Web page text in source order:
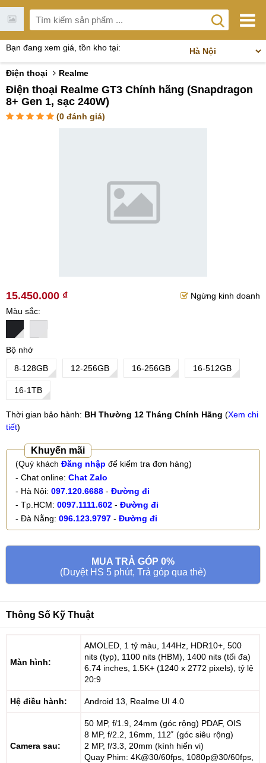
Bạn đang xem giá, tồn kho tại:
Điện thoại Realme
Điện thoại Realme GT3 Chính hãng (Snapdragon
8+ Gen 1, sạc 240W)
(0 đánh giá)
15.450.000 ₫
Ngừng kinh doanh
Màu sắc
Bộ nhớ
8-128GB
12-256GB 16-256GB 16-512GB
16-1TB
Thời gian bảo hành: BH Thường 12 Tháng Chính Hãng (Xem chi
tiết)
Khuyến mãi
(Quý khách Đăng nhập để kiểm tra đơn hàng)
- Chat online: Chat Zalo
- Hà Nội: 097.120.6688 - Đường đi
- Tp.HCM: 0097.1111.602 - Đường đi
- Đà Nẵng: 096.123.9797 - Đường đi
MUA TRẢ GÓP 0%
(Duyệt HS 5 phút, Trả góp qua thẻ)
Thông Số Kỹ Thuật
Màn hình:
AMOLED, 1 tỷ màu, 144Hz, HDR10+, 500
nits (typ), 1100 nits (HBM), 1400 nits (tối đa)
6.74 inches, 1.5K+ (1240 x 2772 pixels), tỷ lệ
20:9
Hệ điều hành: Android 13, Realme UI 4.0
Camera sau:
50 MP, f/1.9, 24mm (góc rộng) PDAF, OIS
8 MP, f/2.2, 16mm, 112˚ (góc siêu rộng)
2 MP, f/3.3, 20mm (kính hiển vi)
Quay Phim: 4K@30/60fps, 1080p@30/60fps,